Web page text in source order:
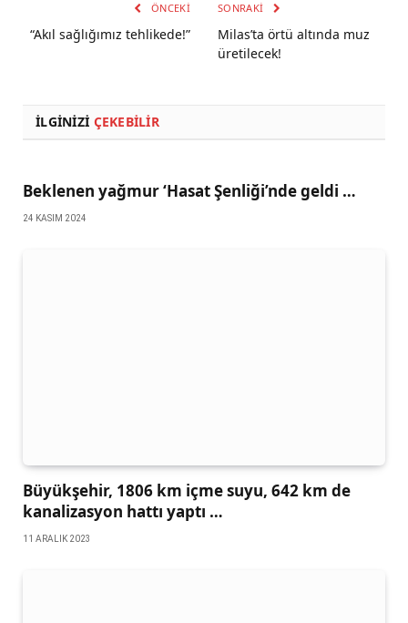
ÖNCEKI
“Akıl sağlığımız tehlikede!”
SONRAKI
Milas’ta örtü altında muz
üretilecek!
İLGINIZI ÇEKEBILIR
Beklenen yağmur ‘Hasat Şenliği’nde geldi …
24 KASIM 2024
Büyükşehir, 1806 km içme suyu, 642 km de
kanalizasyon hattı yaptı …
11 ARALIK 2023